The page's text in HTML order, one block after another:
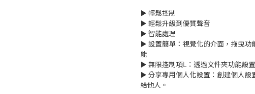
► 輕鬆控制
► 輕鬆升級到優質聲音
► 智能處理
► 設置簡單：視覺化的介面，拖曳功
能
► 無限控制項L：透過文件夾功能設
► 分享專用個人化設置：創建個人設
給他人。